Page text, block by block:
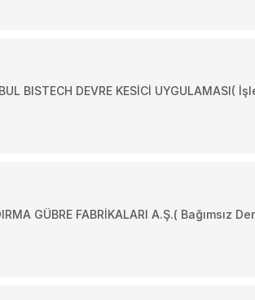
BISTECH DEVRE KESİCİ UYGULAMASI(
GÜBRE FABRİKALARI A.Ş.( Bağımsız